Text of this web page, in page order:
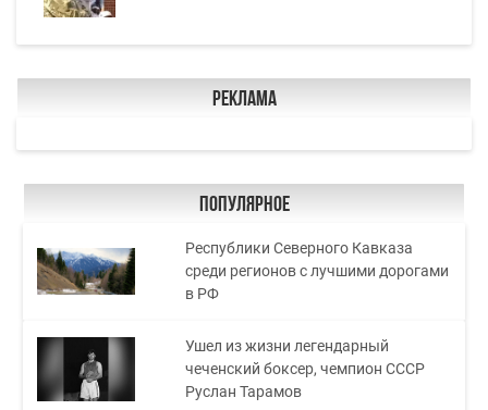
Реклама
Популярное
Республики Северного Кавказа
среди регионов с лучшими дорогами
в РФ
Ушел из жизни легендарный
чеченский боксер, чемпион СССР
Руслан Тарамов